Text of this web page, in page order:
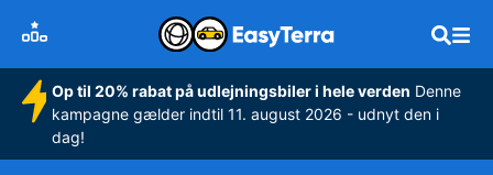
Op til 20% rabat på udlejningsbiler i hele verden Denne
kampagne gælder indtil 11. august 2026 - udnyt den i
dag!